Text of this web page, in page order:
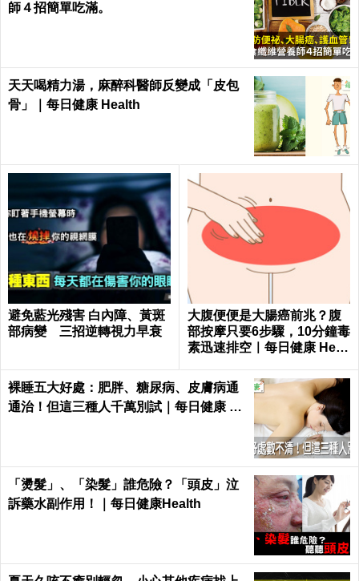
師４招簡單吃滿。
天天喝精力湯，麻醉科醫師反變成「皮包
骨」｜每日健康 Health
避免藍光殘害 白內障、黃斑
部病變 三招逆轉視力早衰
大腹便便是大腸癌前兆？腹
部按摩只要6步驟，10分鐘毒
素迅速排空｜每日健康 Healt
裸睡五大好處：肥胖、糖尿病、皮膚病通
通治！但這三種人千萬別試｜每日健康 He
「燙髮」、「染髮」誰危險？「頭皮」泣
訴藥水副作用！｜每日健康Health